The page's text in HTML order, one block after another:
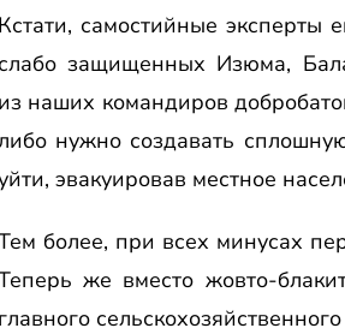
Кстати, самостийные
слабо защищенных Изюма,
из наших командиров
нужно создавать
эвакуировав местное
более, при всех минусах
же вместо жовто-
главного